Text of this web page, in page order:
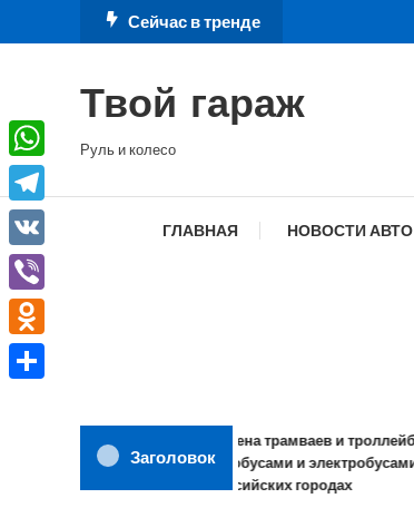
к
Сейчас в тренде
Твой гараж
Руль и колесо
ГЛАВНАЯ НОВОСТИ АВТО
Заголовок
Замена трамваев и троллейбусов
автобусами и электробусами в
российских городах
WhatsApp
Telegram
VK
Viber
Odnoklassniki